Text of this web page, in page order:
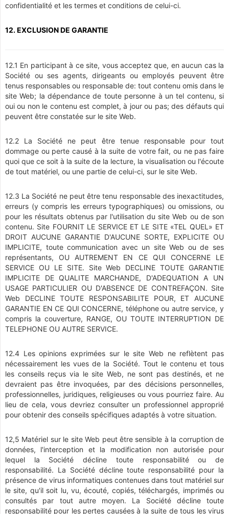
confidentialité et les termes et conditions de celui-ci.
12. EXCLUSION DE GARANTIE
12.1 En participant à ce site, vous acceptez que, en aucun cas la
Société ou ses agents, dirigeants ou employés peuvent être
tenus responsables ou responsable de: tout contenu omis dans le
site Web; la dépendance de toute personne à un tel contenu, si
oui ou non le contenu est complet, à jour ou pas; des défauts qui
peuvent être constatée sur le site Web.
12.2 La Société ne peut être tenue responsable pour tout
dommage ou perte causé à la suite de votre fait, ou ne pas faire
quoi que ce soit à la suite de la lecture, la visualisation ou l'écoute
de tout matériel, ou une partie de celui-ci, sur le site Web.
12.3 La Société ne peut être tenu responsable des inexactitudes,
erreurs (y compris les erreurs typographiques) ou omissions, ou
pour les résultats obtenus par l'utilisation du site Web ou de son
contenu. Site FOURNIT LE SERVICE ET LE SITE «TEL QUEL» ET
DROIT AUCUNE GARANTIE D'AUCUNE SORTE, EXPLICITE OU
IMPLICITE, toute communication avec un site Web ou de ses
représentants, OU AUTREMENT EN CE QUI CONCERNE LE
SERVICE OU LE SITE. Site Web DECLINE TOUTE GARANTIE
IMPLICITE DE QUALITE MARCHANDE, D'ADEQUATION A UN
USAGE PARTICULIER OU D'ABSENCE DE CONTREFAÇON. Site
Web DECLINE TOUTE RESPONSABILITE POUR, ET AUCUNE
GARANTIE EN CE QUI CONCERNE, téléphone ou autre service, y
compris la couverture, RANGE, OU TOUTE INTERRUPTION DE
TELEPHONE OU AUTRE SERVICE.
12.4 Les opinions exprimées sur le site Web ne reflètent pas
nécessairement les vues de la Société. Tout le contenu et tous
les conseils reçus via le site Web, ne sont pas destinés, et ne
devraient pas être invoquées, par des décisions personnelles,
professionnelles, juridiques, religieuses ou vous pourriez faire. Au
lieu de cela, vous devriez consulter un professionnel approprié
pour obtenir des conseils spécifiques adaptés à votre situation.
12,5 Matériel sur le site Web peut être sensible à la corruption de
données, l'interception et la modification non autorisée pour
lequel la Société décline toute responsabilité ou de
responsabilité. La Société décline toute responsabilité pour la
présence de virus informatiques contenues dans tout matériel sur
le site, qu'il soit lu, vu, écouté, copiés, téléchargés, imprimés ou
consultés par tout autre moyen. La Société décline toute
responsabilité pour les pertes causées à la suite de tous les virus